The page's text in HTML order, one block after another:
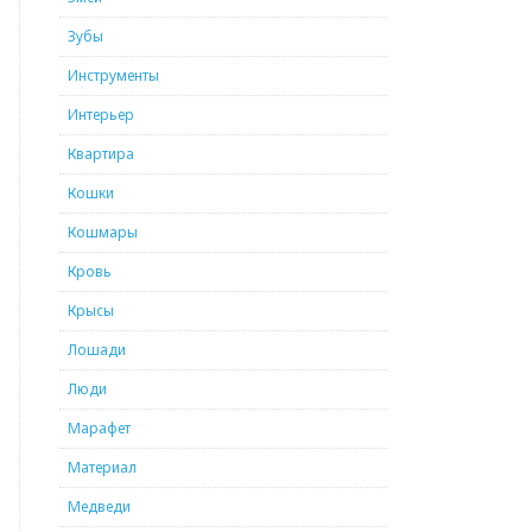
Зубы
Инструменты
Интерьер
Квартира
Кошки
Кошмары
Кровь
Крысы
Лошади
Люди
Марафет
Материал
Медведи